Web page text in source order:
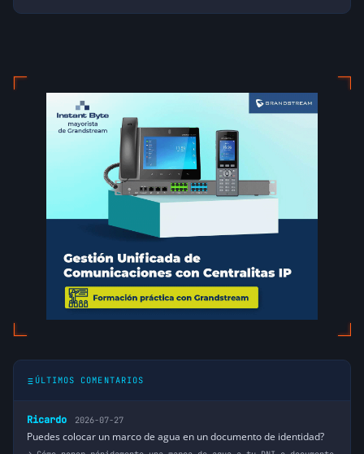
ÚLTIMOS COMENTARIOS
Ricardo 2026-07-27
Puedes colocar un marco de agua en un documento de identidad?